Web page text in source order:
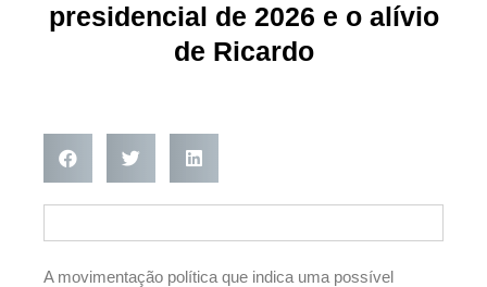
presidencial de 2026 e o alívio
de Ricardo
A movimentação política que indica uma possível